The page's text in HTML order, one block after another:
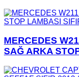
MERCEDES
SAĞ ARKA